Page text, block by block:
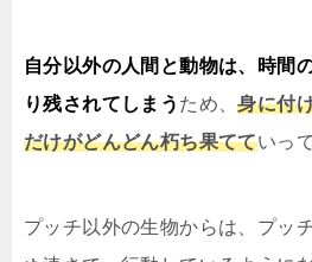
自分以外の人間と動物は、時間
り残されてしまう ため、身に付
だけがどんどん朽ち果てていっ
プッチ以外の生物からは、プッ